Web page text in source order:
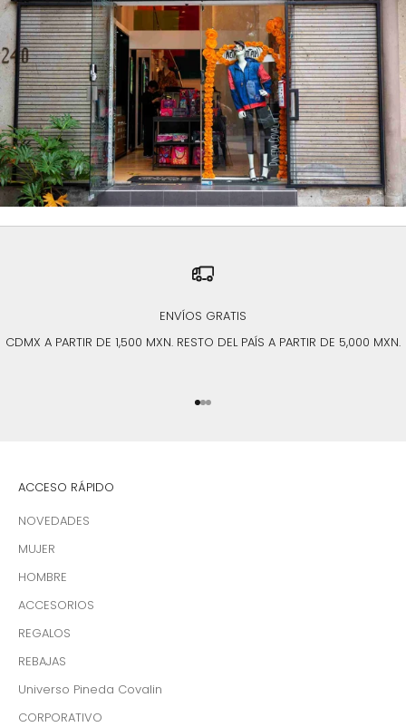
ENVÍOS GRATIS
CDMX A PARTIR DE 1,500 MXN. RESTO DEL PAÍS A PARTIR DE 5,000 MXN.
Ir al artículo 1
Ir al artículo 2
Ir al artículo 3
ACCESO RÁPIDO
NOVEDADES
MUJER
HOMBRE
ACCESORIOS
REGALOS
REBAJAS
Universo Pineda Covalin
CORPORATIVO